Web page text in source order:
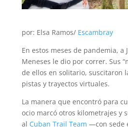
por: Elsa Ramos/ Escambray
En estos meses de pandemia, a
Meneses le dio por correr. Sus
de ellos en solitario, suscitaron
pistas y trayectos virtuales.
La manera que encontró para
ocio marcó otros kilometrajes y
al Cuban Trail Team —con sede